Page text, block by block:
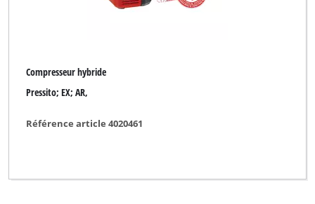
Compresseur hybride
Pressito; EX; AR,
Référence article 4020461